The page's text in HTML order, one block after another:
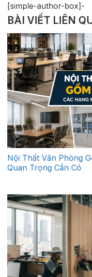
[simple-author-box]-
BÀI VIẾT LIÊN
Nội Thất Văn Phòng
Quan Trọng Cần Có